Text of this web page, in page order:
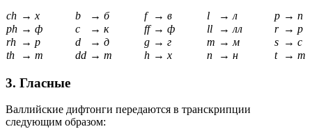
ch → х b → б f → в l → л p → п
ph → ф c → к ff → ф ll → лл r → р
rh → р d → д g → г m → м s → с
th
→ т dd → т h → х n → н t → т
3. Гласные
Валлийские дифтонги передаются в транскрипции
следующим образом: